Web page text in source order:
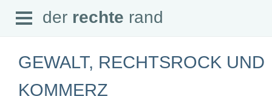
der rechte rand
Open
Menu
der rechte rand
GEWALT, RECHTSROCK UND
KOMMERZ